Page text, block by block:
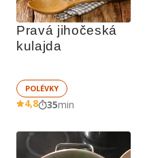
Pravá jihočeská
kulajda
POLÉVKY
4,8 35min